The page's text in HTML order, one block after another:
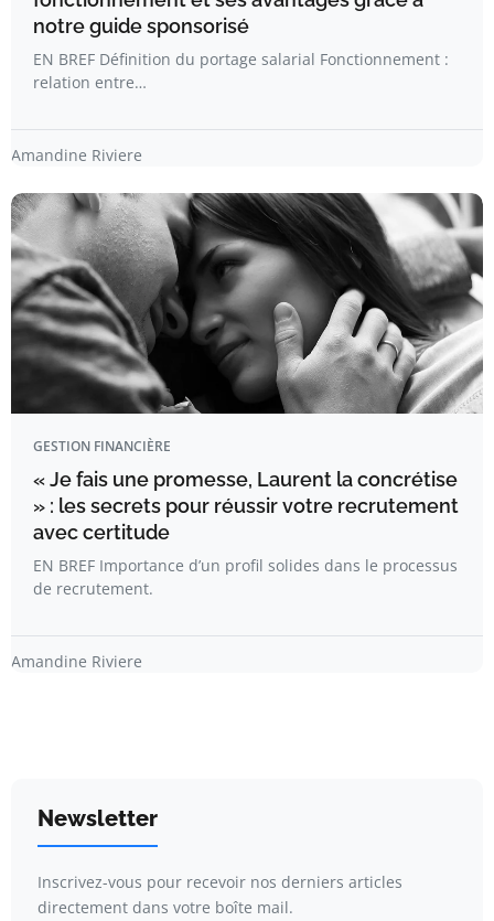
notre guide sponsorisé
EN BREF Définition du portage salarial Fonctionnement :
relation entre…
Amandine Riviere
GESTION FINANCIÈRE
« Je fais une promesse, Laurent la concrétise
» : les secrets pour réussir votre recrutement
avec certitude
EN BREF Importance d’un profil solides dans le processus
de recrutement.
Amandine Riviere
Newsletter
Inscrivez-vous pour recevoir nos derniers articles
directement dans votre boîte mail.